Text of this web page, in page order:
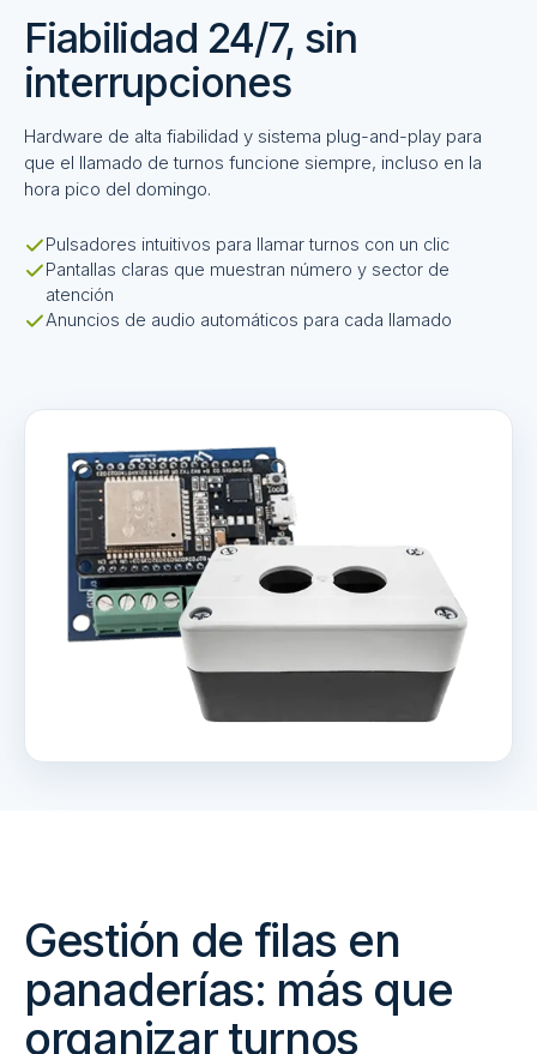
Fiabilidad 24/7, sin
interrupciones
Hardware de alta fiabilidad y sistema plug-and-play para
que el llamado de turnos funcione siempre, incluso en la
hora pico del domingo.
Pulsadores intuitivos para llamar turnos con un clic
Pantallas claras que muestran número y sector de
atención
Anuncios de audio automáticos para cada llamado
Gestión de filas en
panaderías: más que
organizar turnos